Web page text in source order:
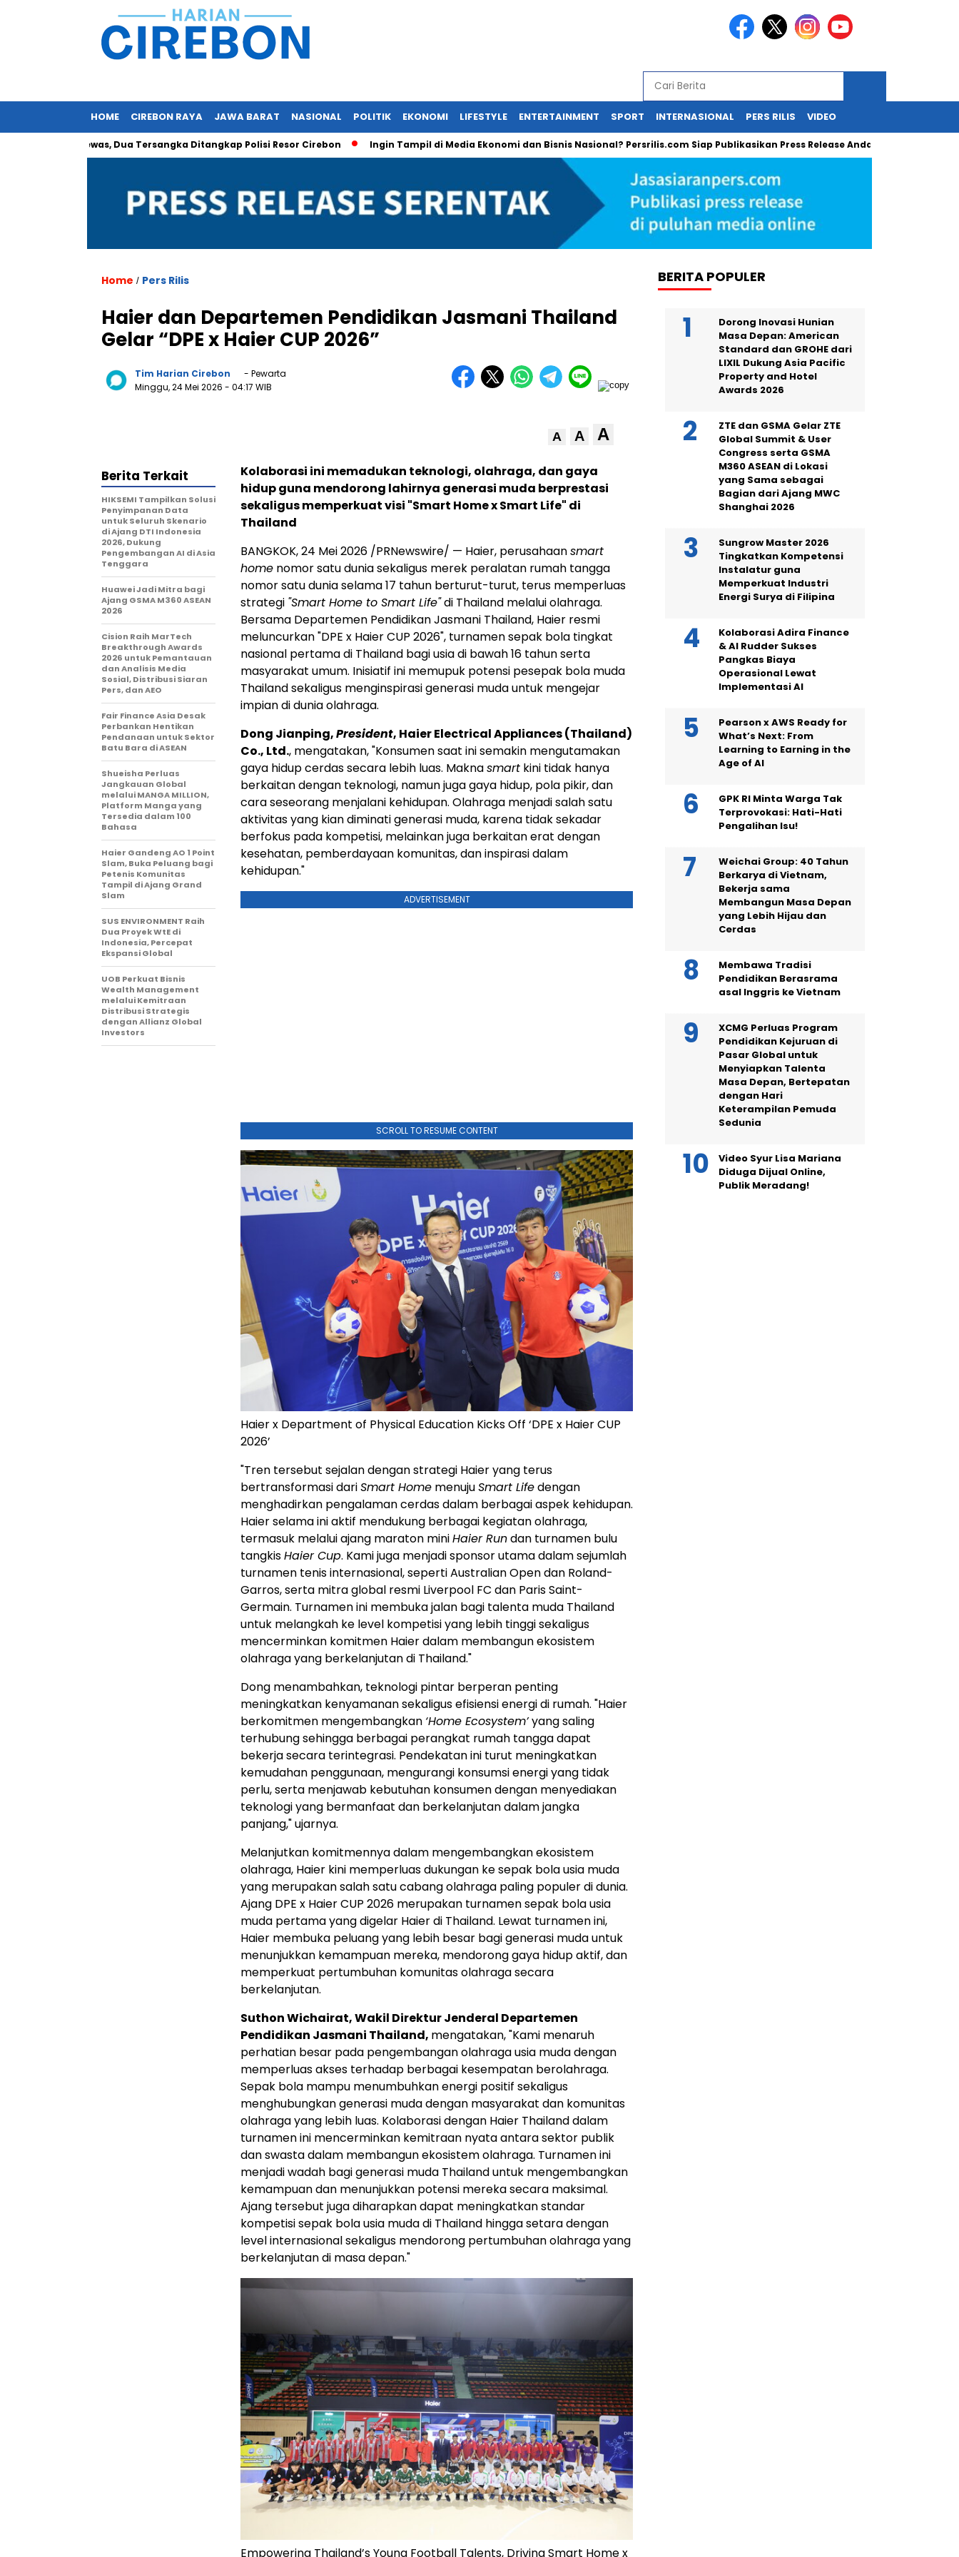
HOME CIREBON RAYA JAWA BARAT NASIONAL POLITIK EKONOMI LIFESTYLE ENTERTAINMENT SPORT INTERNASIONAL PERS RILIS VIDEO
Orang Tewas, Dua Tersangka Ditangkap Polisi Resor Cirebon Ingin Tampil di Media Ekonomi dan Bisnis Nasional? Persrilis.com Siap Publikasikan Press Release Anda! Guru SD di
Home / Pers Rilis
Haier dan Departemen Pendidikan Jasmani Thailand
Gelar “DPE x Haier CUP 2026”
Tim Harian Cirebon
- Pewarta
Minggu, 24 Mei 2026 - 04:17 WIB
A A A
Kolaborasi ini memadukan teknologi, olahraga, dan gaya
hidup guna mendorong lahirnya generasi muda berprestasi
sekaligus memperkuat visi "Smart Home x Smart Life" di
Thailand
BANGKOK, 24 Mei 2026 /PRNewswire/ — Haier, perusahaansmart
home nomor satu dunia sekaligus merek peralatan rumah tangga
nomor satu dunia selama 17 tahun berturut-turut, terus memperluas
strategi "Smart Home to Smart Life"di Thailand melalui olahraga.
Bersama Departemen Pendidikan Jasmani Thailand, Haier resmi
meluncurkan "DPE x Haier CUP 2026", turnamen sepak bola tingkat
nasional pertama di Thailand bagi usia di bawah 16 tahun serta
masyarakat umum. Inisiatif ini memupuk potensi pesepak bola muda
Thailand sekaligus menginspirasi generasi muda untuk mengejar
impian di dunia olahraga.
Dong Jianping,President, Haier Electrical Appliances (Thailand)
Co., Ltd., mengatakan, "Konsumen saat ini semakin mengutamakan
gaya hidup cerdas secara lebih luas. Maknasmart kini tidak hanya
berkaitan dengan teknologi, namun juga gaya hidup, pola pikir, dan
cara seseorang menjalani kehidupan. Olahraga menjadi salah satu
aktivitas yang kian diminati generasi muda, karena tidak sekadar
berfokus pada kompetisi, melainkan juga berkaitan erat dengan
kesehatan, pemberdayaan komunitas, dan inspirasi dalam
kehidupan."
ADVERTISEMENT
SCROLL TO RESUME CONTENT
Haier x Department of Physical Education Kicks Off ‘DPE x Haier CUP
2026’
"Tren tersebut sejalan dengan strategi Haier yang terus
bertransformasi dariSmart Home menujuSmart Lifedengan
menghadirkan pengalaman cerdas dalam berbagai aspek kehidupan.
Haier selama ini aktif mendukung berbagai kegiatan olahraga,
termasuk melalui ajang maraton miniHaier Rundan turnamen bulu
tangkisHaier Cup. Kami juga menjadi sponsor utama dalam sejumlah
turnamen tenis internasional, seperti Australian Open dan Roland-
Garros, serta mitra global resmi Liverpool FC dan Paris Saint-
Germain. Turnamen ini membuka jalan bagi talenta muda Thailand
untuk melangkah ke level kompetisi yang lebih tinggi sekaligus
mencerminkan komitmen Haier dalam membangun ekosistem
olahraga yang berkelanjutan di Thailand."
Dong menambahkan, teknologi pintar berperan penting
meningkatkan kenyamanan sekaligus efisiensi energi di rumah. "Haier
berkomitmen mengembangkan ‘Home Ecosystem’yang saling
terhubung sehingga berbagai perangkat rumah tangga dapat
bekerja secara terintegrasi. Pendekatan ini turut meningkatkan
kemudahan penggunaan, mengurangi konsumsi energi yang tidak
perlu, serta menjawab kebutuhan konsumen dengan menyediakan
teknologi yang bermanfaat dan berkelanjutan dalam jangka
panjang," ujarnya.
Melanjutkan komitmennya dalam mengembangkan ekosistem
olahraga, Haier kini memperluas dukungan ke sepak bola usia muda
yang merupakan salah satu cabang olahraga paling populer di dunia.
Ajang DPE x Haier CUP 2026 merupakan turnamen sepak bola usia
muda pertama yang digelar Haier di Thailand. Lewat turnamen ini,
Haier membuka peluang yang lebih besar bagi generasi muda untuk
menunjukkan kemampuan mereka, mendorong gaya hidup aktif, dan
memperkuat pertumbuhan komunitas olahraga secara
berkelanjutan.
Suthon Wichairat, Wakil Direktur Jenderal Departemen
Pendidikan Jasmani Thailand, mengatakan, "Kami menaruh
perhatian besar pada pengembangan olahraga usia muda dengan
memperluas akses terhadap berbagai kesempatan berolahraga.
Sepak bola mampu menumbuhkan energi positif sekaligus
menghubungkan generasi muda dengan masyarakat dan komunitas
olahraga yang lebih luas. Kolaborasi dengan Haier Thailand dalam
turnamen ini mencerminkan kemitraan nyata antara sektor publik
dan swasta dalam membangun ekosistem olahraga. Turnamen ini
menjadi wadah bagi generasi muda Thailand untuk mengembangkan
kemampuan dan menunjukkan potensi mereka secara maksimal.
Ajang tersebut juga diharapkan dapat meningkatkan standar
kompetisi sepak bola usia muda di Thailand hingga setara dengan
level internasional sekaligus mendorong pertumbuhan olahraga yang
berkelanjutan di masa depan."
Empowering Thailand’s Young Football Talents, Driving Smart Home x
Berita Terkait
HIKSEMI Tampilkan Solusi
Penyimpanan Data
untuk Seluruh Skenario
di Ajang DTI Indonesia
2026, Dukung
Pengembangan AI di Asia
Tenggara
Huawei Jadi Mitra bagi
Ajang GSMA M360 ASEAN
2026
Cision Raih MarTech
Breakthrough Awards
2026 untuk Pemantauan
dan Analisis Media
Sosial, Distribusi Siaran
Pers, dan AEO
Fair Finance Asia Desak
Perbankan Hentikan
Pendanaan untuk Sektor
Batu Bara di ASEAN
Shueisha Perluas
Jangkauan Global
melalui MANGA MILLION,
Platform Manga yang
Tersedia dalam 100
Bahasa
Haier Gandeng AO 1 Point
Slam, Buka Peluang bagi
Petenis Komunitas
Tampil di Ajang Grand
Slam
SUS ENVIRONMENT Raih
Dua Proyek WtE di
Indonesia, Percepat
Ekspansi Global
UOB Perkuat Bisnis
Wealth Management
melalui Kemitraan
Distribusi Strategis
dengan Allianz Global
Investors
BERITA POPULER
Dorong Inovasi Hunian
Masa Depan: American
Standard dan GROHE dari
LIXIL Dukung Asia Pacific
Property and Hotel
Awards 2026
ZTE dan GSMA Gelar ZTE
Global Summit & User
Congress serta GSMA
M360 ASEAN di Lokasi
yang Sama sebagai
Bagian dari Ajang MWC
Shanghai 2026
Sungrow Master 2026
Tingkatkan Kompetensi
Instalatur guna
Memperkuat Industri
Energi Surya di Filipina
Kolaborasi Adira Finance
& AI Rudder Sukses
Pangkas Biaya
Operasional Lewat
Implementasi AI
Pearson x AWS Ready for
What’s Next: From
Learning to Earning in the
Age of AI
GPK RI Minta Warga Tak
Terprovokasi: Hati-Hati
Pengalihan Isu!
Weichai Group: 40 Tahun
Berkarya di Vietnam,
Bekerja sama
Membangun Masa Depan
yang Lebih Hijau dan
Cerdas
Membawa Tradisi
Pendidikan Berasrama
asal Inggris ke Vietnam
XCMG Perluas Program
Pendidikan Kejuruan di
Pasar Global untuk
Menyiapkan Talenta
Masa Depan, Bertepatan
dengan Hari
Keterampilan Pemuda
Sedunia
Video Syur Lisa Mariana
Diduga Dijual Online,
Publik Meradang!